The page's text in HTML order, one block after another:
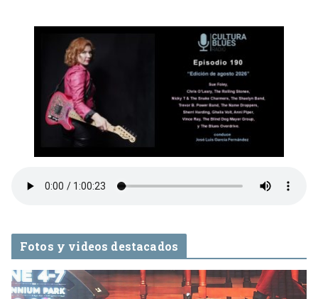
Fotos y videos destacados